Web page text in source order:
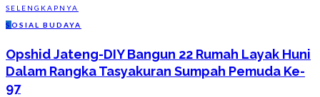
SELENGKAPNYA
S OSIAL BUDAYA
Opshid Jateng-DIY Bangun 22 Rumah Layak Huni
Dalam Rangka Tasyakuran Sumpah Pemuda Ke-
97